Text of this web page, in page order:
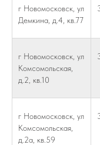
г Новомосковск, ул
Демкина, д.4, кв.77
г Новомосковск, ул
Комсомольская,
д.2, кв.10
г Новомосковск, ул
Комсомольская,
д.2а, кв.59